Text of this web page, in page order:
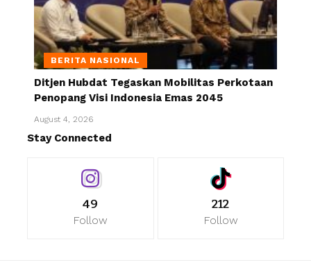
BERITA NASIONAL
Ditjen Hubdat Tegaskan Mobilitas Perkotaan
Penopang Visi Indonesia Emas 2045
August 4, 2026
Stay Connected
49
Follow
212
Follow